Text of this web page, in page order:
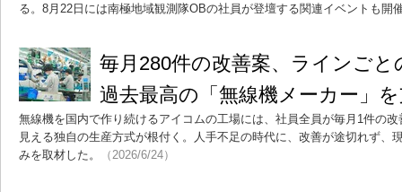
る。8月22日には南極地域観測隊OBの社員が登壇する関連イベントも開
毎月280件の改善案、ラインご
過去最高の「無線機メーカー」
無線機を国内で作り続けるアイコムの工場には、社員全員が毎月1件の
見える独自の生産方式が根付く。人手不足の時代に、改善が途切れず、
みを取材した。
（2026/6/24）